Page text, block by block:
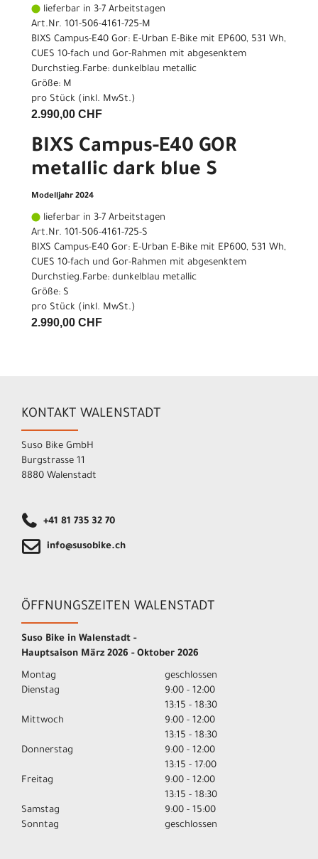
lieferbar in 3-7 Arbeitstagen
Art.Nr. 101-506-4161-725-M
BIXS Campus-E40 Gor: E-Urban E-Bike mit EP600, 531 Wh,
CUES 10-fach und Gor-Rahmen mit abgesenktem
Durchstieg.Farbe: dunkelblau metallic
Größe: M
pro Stück (inkl. MwSt.)
2.990,00 CHF
BIXS Campus-E40 GOR
metallic dark blue S
Modelljahr 2024
lieferbar in 3-7 Arbeitstagen
Art.Nr. 101-506-4161-725-S
BIXS Campus-E40 Gor: E-Urban E-Bike mit EP600, 531 Wh,
CUES 10-fach und Gor-Rahmen mit abgesenktem
Durchstieg.Farbe: dunkelblau metallic
Größe: S
pro Stück (inkl. MwSt.)
2.990,00 CHF
KONTAKT WALENSTADT
Suso Bike GmbH
Burgstrasse 11
8880 Walenstadt
+41 81 735 32 70
info@susobike.ch
ÖFFNUNGSZEITEN WALENSTADT
Suso Bike in Walenstadt -
Hauptsaison März 2026 - Oktober 2026
Montag
geschlossen
Dienstag
9:00 - 12:00
13:15 - 18:30
Mittwoch
9:00 - 12:00
13:15 - 18:30
Donnerstag
9:00 - 12:00
13:15 - 17:00
Freitag
9:00 - 12:00
13:15 - 18:30
Samstag
9:00 - 15:00
Sonntag
geschlossen